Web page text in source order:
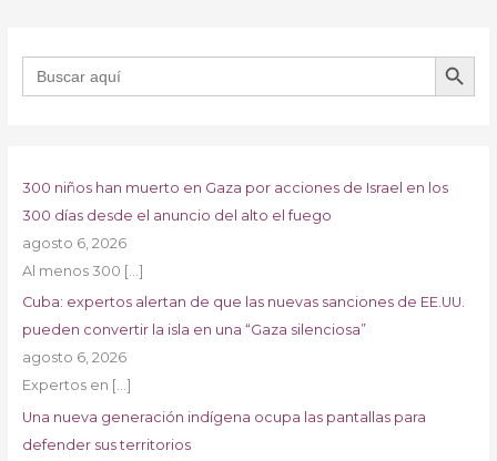
Buscar: BOTÓN DE
300 niños han muerto en Gaza por acciones de Israel en los
300 días desde el anuncio del alto el fuego
agosto 6, 2026
Al menos 300 […]
Cuba: expertos alertan de que las nuevas sanciones de EE.UU.
pueden convertir la isla en una “Gaza silenciosa”
agosto 6, 2026
Expertos en […]
Una nueva generación indígena ocupa las pantallas para
defender sus territorios